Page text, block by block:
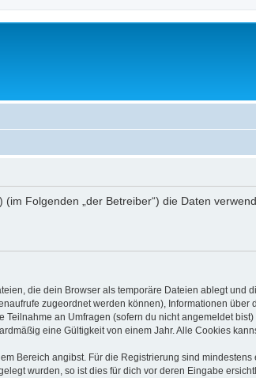
Folgenden „der Betreiber“) die Daten
die dein Browser als temporäre Dateien ablegt und
zugeordnet werden können), Informationen über
an Umfragen (sofern du nicht angemeldet
eine Gültigkeit von einem Jahr. Alle Cookies
Bereich angibst. Für die Registrierung sind
wurden, so ist dies für dich vor deren Eingabe